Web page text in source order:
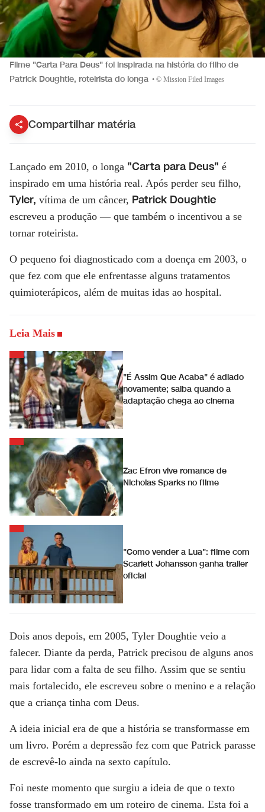
Filme "Carta Para Deus" foi inspirada na história do filho de
Patrick Doughtie, roteirista do longa • © Mission Filed Images
Compartilhar matéria
Lançado em 2010, o longa "Carta para Deus" é
inspirado em uma história real. Após perder seu filho,
Tyler, vítima de um câncer, Patrick Doughtie
escreveu a produção — que também o incentivou a se
tornar roteirista.
O pequeno foi diagnosticado com a doença em 2003, o
que fez com que ele enfrentasse alguns tratamentos
quimioterápicos, além de muitas idas ao hospital.
Leia Mais
"É Assim Que Acaba" é adiado
novamente; saiba quando a
adaptação chega ao cinema
Zac Efron vive romance de
Nicholas Sparks no filme
"Como vender a Lua": filme com
Scarlett Johansson ganha trailer
oficial
Dois anos depois, em 2005, Tyler Doughtie veio a
falecer. Diante da perda, Patrick precisou de alguns anos
para lidar com a falta de seu filho. Assim que se sentiu
mais fortalecido, ele escreveu sobre o menino e a relação
que a criança tinha com Deus.
A ideia inicial era de que a história se transformasse em
um livro. Porém a depressão fez com que Patrick parasse
de escrevê-lo ainda na sexto capítulo.
Foi neste momento que surgiu a ideia de que o texto
fosse transformado em um roteiro de cinema. Esta foi a